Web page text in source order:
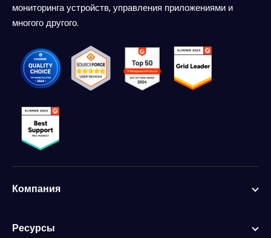
мониторинга устройств, управления приложениями и
многого другого.
Компания
Ресурсы